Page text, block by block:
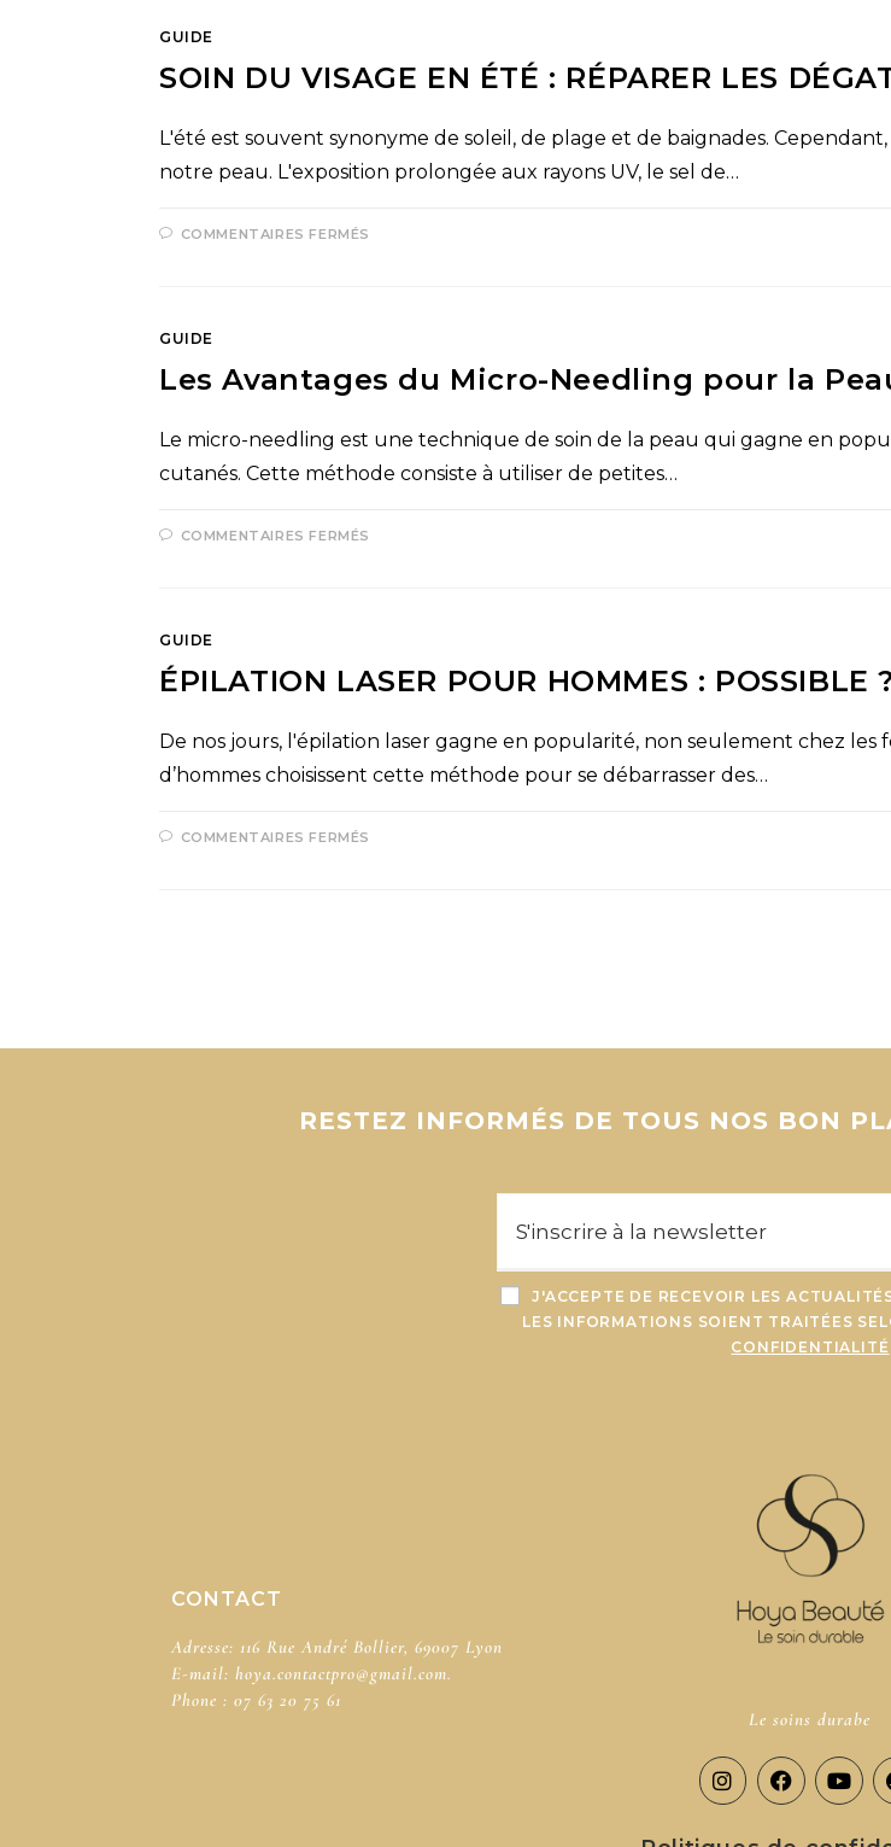
GUIDE
SOIN DU VISAGE EN ÉTÉ : RÉPARER LES
L'été est souvent synonyme de soleil, de plage et de baignades.
notre peau. L'exposition prolongée aux rayons UV, le sel de…
COMMENTAIRES FERMÉS
GUIDE
Les Avantages du Micro-Needling pour la
Le micro-needling est une technique de soin de la peau qui gagne en
cutanés. Cette méthode consiste à utiliser de petites…
COMMENTAIRES FERMÉS
GUIDE
ÉPILATION LASER POUR HOMMES : POSSIBLE ?
De nos jours, l'épilation laser gagne en popularité, non seulement chez les
d’hommes choisissent cette méthode pour se débarrasser des…
COMMENTAIRES FERMÉS
RESTEZ INFORMÉS DE TOUS NOS BON
J'ACCEPTE DE RECEVOIR LES
LES INFORMATIONS SOIENT TRAITÉES
CONFIDENTIALITÉ
CONTACT
Adresse: 116 Rue André Bollier, 69007 Lyon
E-mail: hoya.contactpro@gmail.com.
Phone : 07 63 20 75 61
Le soins durabe